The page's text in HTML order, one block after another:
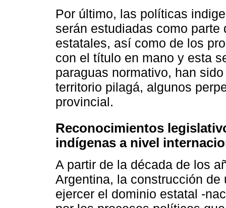
Por último, las políticas
serán estudiadas como
estatales, así como de los
con el título en mano y esta
paraguas normativo, han
territorio pilagá, algunos
provincial.
Reconocimientos
indígenas a nivel
A partir de la década de los
Argentina, la construcción
ejercer el dominio estatal -